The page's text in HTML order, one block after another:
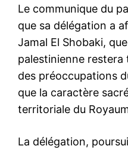
Le communique du
que sa délégation a
Jamal El Shobaki,
palestinienne restera
des préoccupations
que la caractère
territoriale du
La délégation,